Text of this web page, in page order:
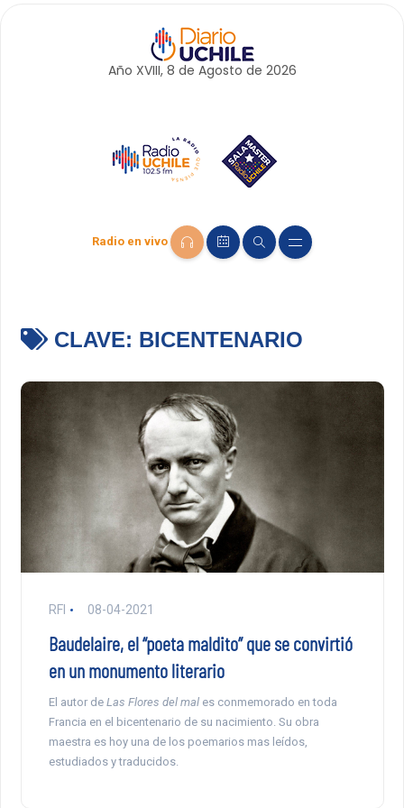
Año XVIII, 8 de Agosto de 2026
Radio en vivo
CLAVE: BICENTENARIO
RFI 08-04-2021
Baudelaire, el “poeta maldito” que se convirtió
en un monumento literario
El autor de Las Flores del males conmemorado en toda
Francia en el bicentenario de su nacimiento. Su obra
maestra es hoy una de los poemarios mas leídos,
estudiados y traducidos.